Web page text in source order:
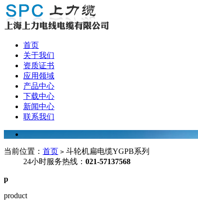
首页
关于我们
资质证书
应用领域
产品中心
下载中心
新闻中心
联系我们
当前位置： 首页 > 斗轮机扁电缆YGPB系列
24小时服务热线： 021-57137568
p
product